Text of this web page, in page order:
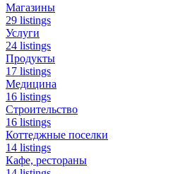
Магазины
29 listings
Услуги
24 listings
Продукты
17 listings
Медицина
16 listings
Строительство
16 listings
Коттеджные поселки
14 listings
Кафе, рестораны